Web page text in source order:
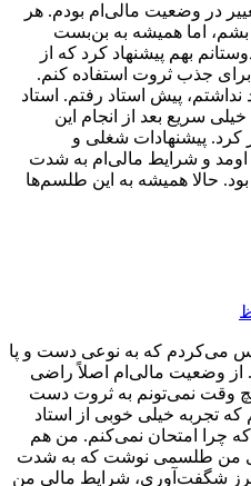
در وضعیت مالی‌ام بودم. هر
اما همیشه به بن‌بست
بهم پیشنهاد کرد که از
جذب ثروت استفاده کنم.
پیش استاد رفتم. استاد
سریع بعد از انجام این
کرد. پیشنهادات شغلی و
و شرایط مالی‌ام به شدت
حالا همیشه به این طلسم‌ها
می‌کردم که به نوعی دست و پا
از وضعیت مالی‌ام اصلاً راضی
وقت نمی‌تونم به ثروت دست
که تجربه خیلی خوبی از استاد
چرا امتحان نمی‌کنم. من هم
من طلسمی نوشت که به شدت
شگفت‌آوری، شرایط مالی من